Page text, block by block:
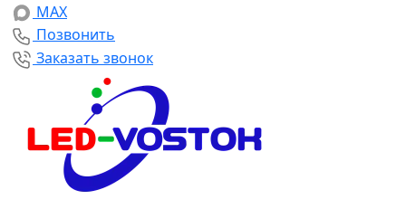
MAX
Позвонить
Заказать звонок